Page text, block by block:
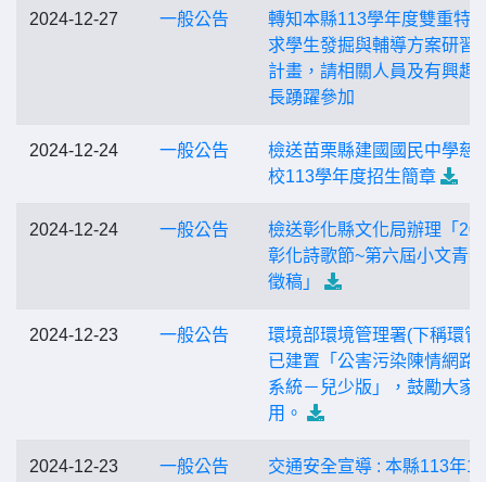
2024-12-27 一般公告
轉知本縣113學年度雙重特
求學生發掘與輔導方案研習
計畫，請相關人員及有興趣
長踴躍參加
2024-12-24 一般公告
檢送苗栗縣建國國民中學慈
校113學年度招生簡章
2024-12-24 一般公告
檢送彰化縣文化局辦理「
彰化詩歌節~第六屆小文青
徵稿」
2024-12-23 一般公告
環境部環境管理署(下稱環管
已建置「公害污染陳情網路
系統－兒少版」，鼓勵大家
用。
2024-12-23 一般公告
交通安全宣導 : 本縣113年1-